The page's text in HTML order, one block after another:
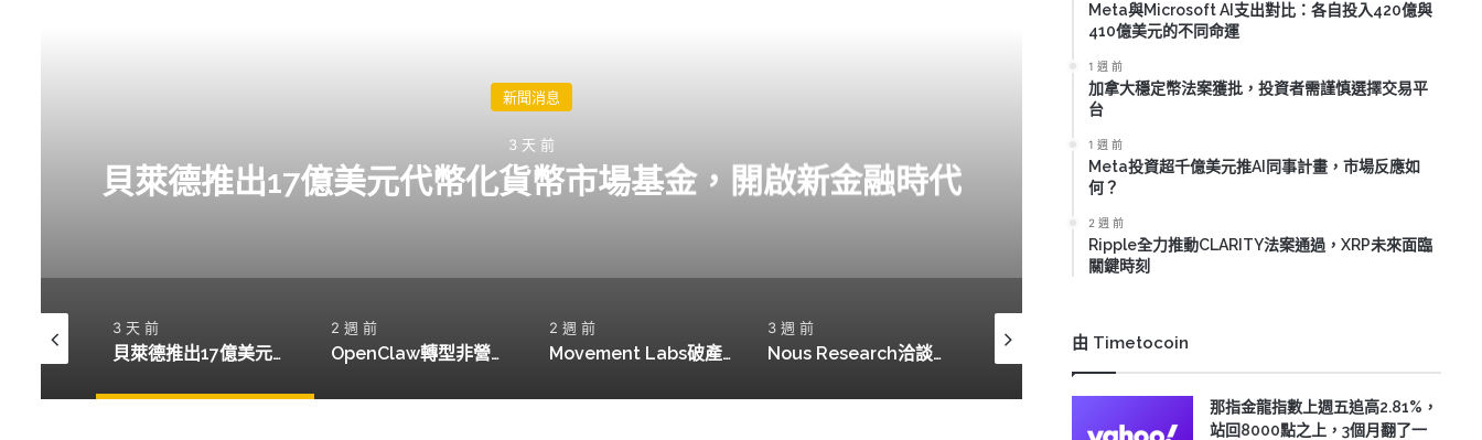
新聞消息
3 天 前
貝萊德推出17億美元代幣化貨幣市場基金，開啟新金融時代 OpenClaw轉型非營利
3 天 前
貝萊德推出17億美元代幣化貨幣市場基金，開啟新金融時代
2 週 前
OpenClaw轉型非營利，能否成為AI領域的中立者？
2 週 前
Movement Labs破產申請，MOVE代幣暴跌94%引發市場擔憂
3 週 前
Nous Research洽談新融資，目標估值15億美元 比特幣重返65,000美元，機構動向引發市場關注
Meta與Microsoft AI支出對比：各自投入420億與
410億美元的不同命運
1 週 前
加拿大穩定幣法案獲批，投資者需謹慎選擇交易平
台
1 週 前
Meta投資超千億美元推AI同事計畫，市場反應如
何？
2 週 前
Ripple全力推動CLARITY法案通過，XRP未來面臨
關鍵時刻
由 Timetocoin
那指金龍指數上週五追高2.81%，
站回8000點之上，3個月翻了一